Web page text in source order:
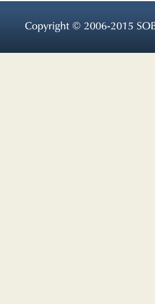
Copyright © 2006-2015